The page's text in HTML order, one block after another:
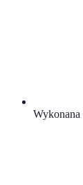
Wykonana